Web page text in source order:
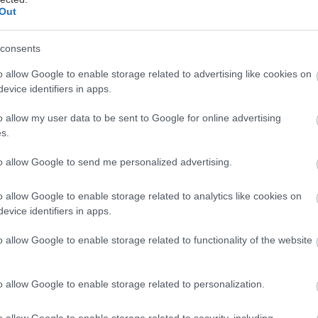
allow Google to enable storage related to advertising like cookies on
identifiers in apps.
allow my user data to be sent to Google for online advertising
allow Google to send me personalized advertising.
allow Google to enable storage related to analytics like cookies on
identifiers in apps.
allow Google to enable storage related to functionality of the website
allow Google to enable storage related to personalization.
nákup v rovnakej hodnote.
množstvo si upravte podľa svojej chuti
na posypanie